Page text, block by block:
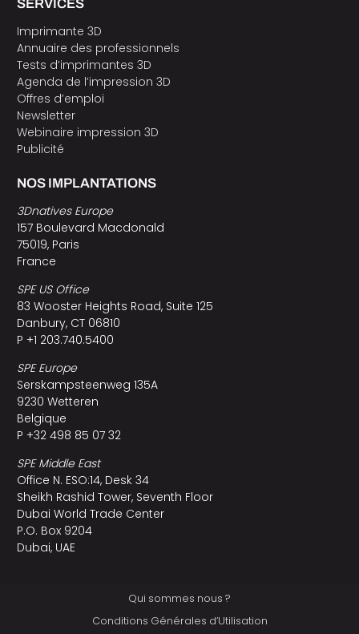
SERVICES
Imprimante 3D
Annuaire des professionnels
Tests d’imprimantes 3D
Agenda de l’impression 3D
Offres d’emploi
Newsletter
Webinaire impression 3D
Publicité
NOS IMPLANTATIONS
3Dnatives Europe
157 Boulevard Macdonald
75019, Paris
France
SPE US Office
83 Wooster Heights Road, Suite 125
Danbury, CT 06810
P +1 203.740.5400
SPE Europe
Serskampsteenweg 135A
9230 Wetteren
Belgique
P +32 498 85 07 32
SPE Middle East
Office N. ESO:14, Desk 34
Sheikh Rashid Tower, Seventh Floor
Dubai World Trade Center
P.O. Box 9204
Dubai, UAE
Qui sommes nous ?
Conditions Générales d’Utilisation